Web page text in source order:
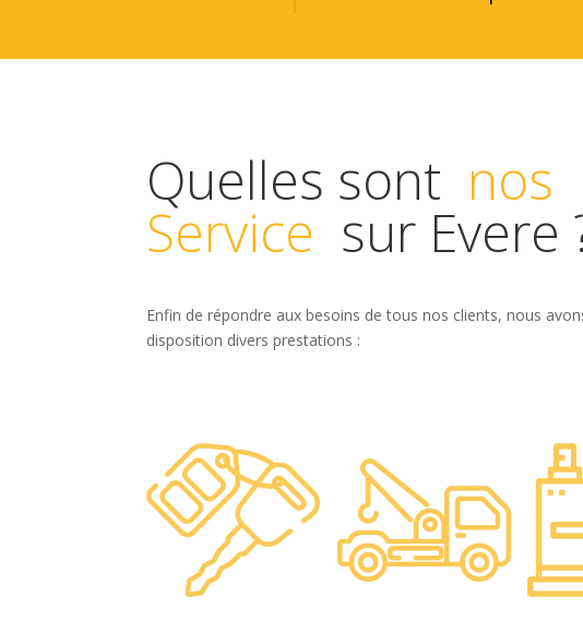
Quelles sont nos
Service sur Evere
Enfin de répondre aux besoins de tous nos clients, nous
disposition divers prestations :